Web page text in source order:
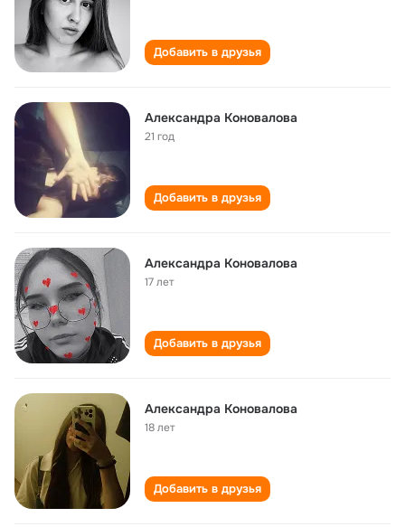
Добавить в друзья
Александра Коновалова
21 год
Добавить в друзья
Александра Коновалова
17 лет
Добавить в друзья
Александра Коновалова
18 лет
Добавить в друзья